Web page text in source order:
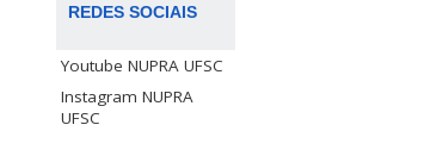
REDES SOCIAIS
Youtube NUPRA UFSC
Instagram NUPRA
UFSC